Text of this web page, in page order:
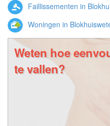
Faillissementen in
Woningen in
Weten hoe
te vallen?